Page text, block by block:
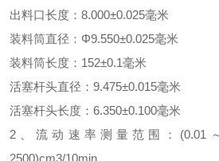
出料口长度： 8.000±0.025毫米
装料筒直径： Φ9.550±0.025毫米
装料筒长度： 152±0.1毫米
活塞杆头直径： 9.475±0.015毫米
活塞杆头长度： 6.350±0.100毫米
2 、流动速率测量范围： (0.01
2500)cm3/10min